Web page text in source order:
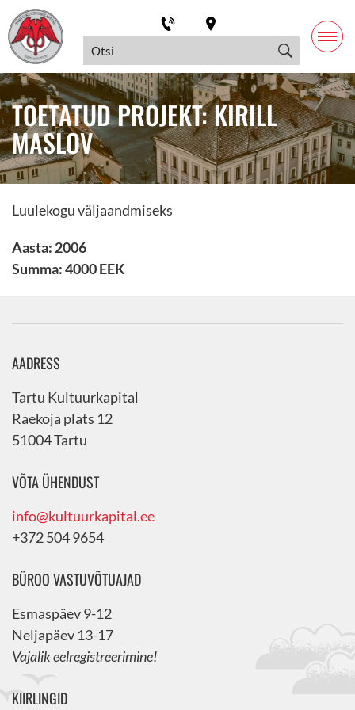
TOETATUD PROJEKT: KIRILL
MASLOV
Luulekogu väljaandmiseks
Aasta: 2006
Summa: 4000 EEK
AADRESS
Tartu Kultuurkapital
Raekoja plats 12
51004 Tartu
VÕTA ÜHENDUST
info@kultuurkapital.ee
+372 504 9654
BÜROO VASTUVÕTUAJAD
Esmaspäev 9-12
Neljapäev 13-17
Vajalik eelregistreerimine!
KIIRLINGID